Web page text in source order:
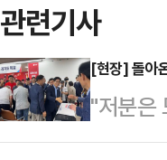
관련기사
[현장] 돌아
"저분은
결백 깨